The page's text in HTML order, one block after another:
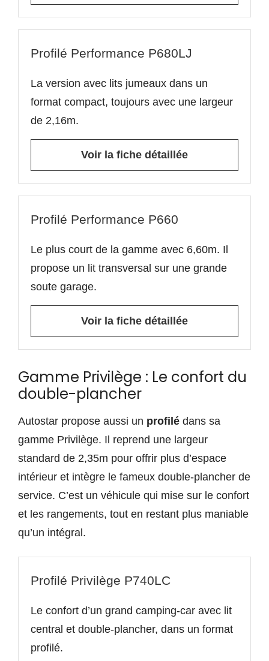
Profilé Performance P680LJ
La version avec lits jumeaux dans un
format compact, toujours avec une largeur
de 2,16m.
Voir la fiche détaillée
Profilé Performance P660
Le plus court de la gamme avec 6,60m. Il
propose un lit transversal sur une grande
soute garage.
Voir la fiche détaillée
Gamme Privilège : Le confort du
double-plancher
Autostar propose aussi un profilé dans sa
gamme Privilège. Il reprend une largeur
standard de 2,35m pour offrir plus d’espace
intérieur et intègre le fameux double-plancher de
service. C’est un véhicule qui mise sur le confort
et les rangements, tout en restant plus maniable
qu’un intégral.
Profilé Privilège P740LC
Le confort d’un grand camping-car avec lit
central et double-plancher, dans un format
profilé.